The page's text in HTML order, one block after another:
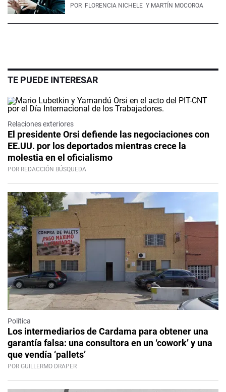
POR FLORENCIA NICHELE Y MARTÍN MOCOROA
TE PUEDE INTERESAR
Relaciones exteriores
El presidente Orsi defiende las negociaciones con
EE.UU. por los deportados mientras crece la
molestia en el oficialismo
POR REDACCIÓN BÚSQUEDA
Política
Los intermediarios de Cardama para obtener una
garantía falsa: una consultora en un ‘cowork’ y una
que vendía ‘pallets’
POR GUILLERMO DRAPER